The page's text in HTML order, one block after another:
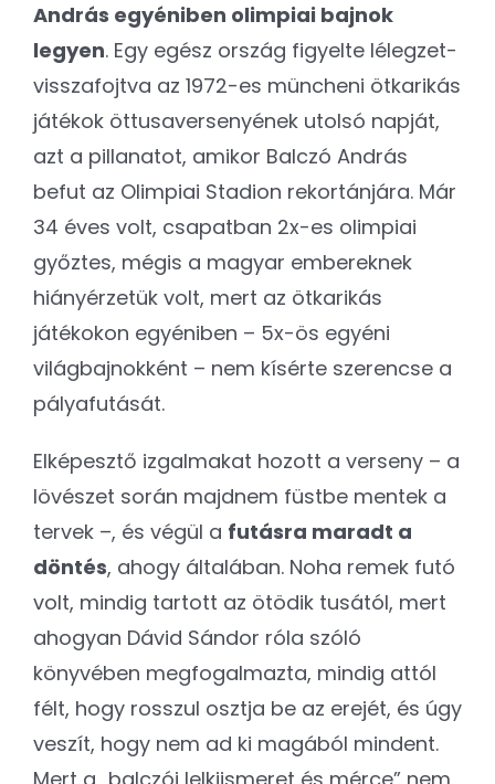
András egyéniben olimpiai bajnok
legyen. Egy egész ország figyelte lélegzet-
visszafojtva az 1972-es müncheni ötkarikás
játékok öttusaversenyének utolsó napját,
azt a pillanatot, amikor Balczó András
befut az Olimpiai Stadion rekortánjára. Már
34 éves volt, csapatban 2x-es olimpiai
győztes, mégis a magyar embereknek
hiányérzetük volt, mert az ötkarikás
játékokon egyéniben – 5x-ös egyéni
világbajnokként – nem kísérte szerencse a
pályafutását.
Elképesztő izgalmakat hozott a verseny – a
lövészet során majdnem füstbe mentek a
tervek –, és végül a futásra maradt a
döntés, ahogy általában. Noha remek futó
volt, mindig tartott az ötödik tusától, mert
ahogyan Dávid Sándor róla szóló
könyvében megfogalmazta, mindig attól
félt, hogy rosszul osztja be az erejét, és úgy
veszít, hogy nem ad ki magából mindent.